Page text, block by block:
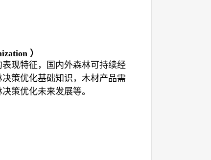
）
现特征，国内外森林可持续经
策优化基础知识，木材产品需
策优化未来发展等。